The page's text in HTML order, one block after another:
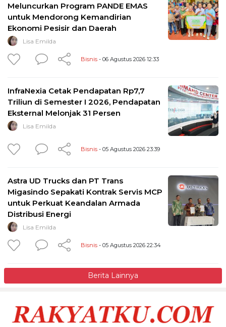
Meluncurkan Program PANDE EMAS
untuk Mendorong Kemandirian
Ekonomi Pesisir dan Daerah
Lisa Emilda
Bisnis - 06 Agustus 2026 12:33
InfraNexia Cetak Pendapatan Rp7,7
Triliun di Semester I 2026, Pendapatan
Eksternal Melonjak 31 Persen
Lisa Emilda
Bisnis - 05 Agustus 2026 23:39
Astra UD Trucks dan PT Trans
Migasindo Sepakati Kontrak Servis MCP
untuk Perkuat Keandalan Armada
Distribusi Energi
Lisa Emilda
Bisnis - 05 Agustus 2026 22:34
Berita Lainnya